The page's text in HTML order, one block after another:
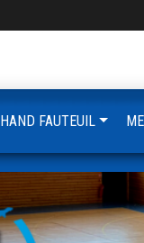
HAND FAUTEUIL